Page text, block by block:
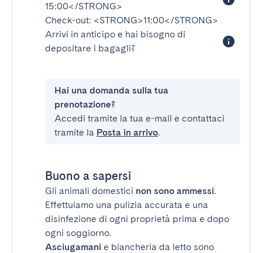
15:00</STRONG>
Check-out: <STRONG>11:00</STRONG>
Arrivi in anticipo e hai bisogno di
depositare i bagagli?
Hai una domanda sulla tua
prenotazione?
Accedi tramite la tua e-mail e contattaci
tramite la Posta in arrivo.
Buono a sapersi
Gli animali domestici non sono ammessi.
Effettuiamo una pulizia accurata e una
disinfezione di ogni proprietà prima e dopo
ogni soggiorno.
Asciugamani e biancheria da letto sono